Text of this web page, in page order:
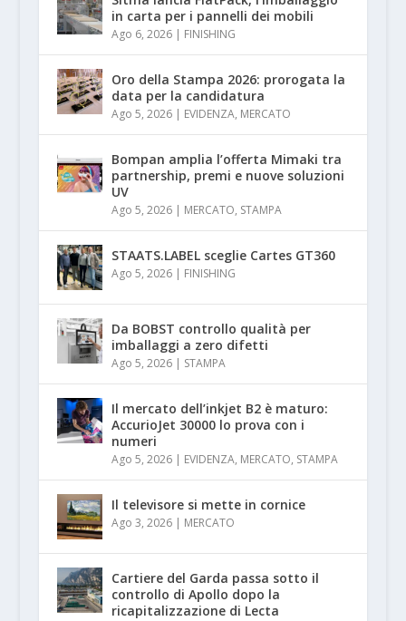
in carta per i pannelli dei mobili
Ago 6, 2026| FINISHING
Oro della Stampa 2026: prorogata la
data per la candidatura
Ago 5, 2026| EVIDENZA, MERCATO
Bompan amplia l’offerta Mimaki tra
partnership, premi e nuove soluzioni
UV
Ago 5, 2026| MERCATO, STAMPA
STAATS.LABEL sceglie Cartes GT360
Ago 5, 2026| FINISHING
Da BOBST controllo qualità per
imballaggi a zero difetti
Ago 5, 2026| STAMPA
Il mercato dell’inkjet B2 è maturo:
AccurioJet 30000 lo prova con i
numeri
Ago 5, 2026| EVIDENZA, MERCATO, STAMPA
Il televisore si mette in cornice
Ago 3, 2026| MERCATO
Cartiere del Garda passa sotto il
controllo di Apollo dopo la
ricapitalizzazione di Lecta